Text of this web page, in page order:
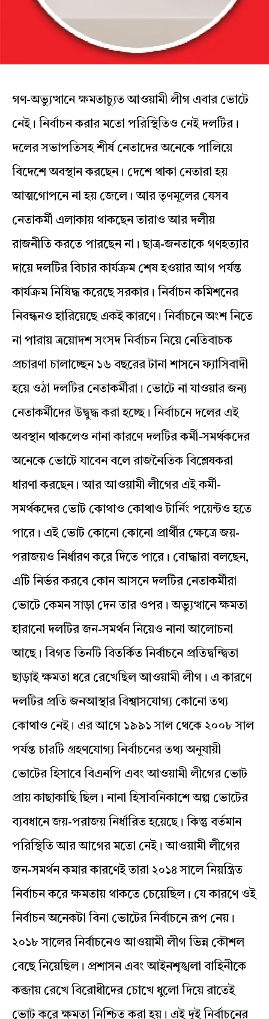
গণ-অভ্যুত্থানে ক্ষমতাচ্যুত আওয়ামী লীগ এবার ভোটে
নেই। নির্বাচন করার মতো পরিস্থিতিও নেই দলটির।
দলের সভাপতিসহ শীর্ষ নেতাদের অনেকে পালিয়ে
বিদেশে অবস্থান করছেন। দেশে থাকা নেতারা হয়
আত্মগোপনে না হয় জেলে। আর তৃণমূলের যেসব
নেতাকর্মী এলাকায় থাকছেন তারাও আর দলীয়
রাজনীতি করতে পারছেন না। ছাত্র-জনতাকে গণহত্যার
দায়ে দলটির বিচার কার্যক্রম শেষ হওয়ার আগ পর্যন্ত
কার্যক্রম নিষিদ্ধ করেছে সরকার। নির্বাচন কমিশনের
নিবন্ধনও হারিয়েছে একই কারণে। নির্বাচনে অংশ নিতে
না পারায় ত্রয়োদশ সংসদ নির্বাচন নিয়ে নেতিবাচক
প্রচারণা চালাচ্ছেন ১৬ বছরের টানা শাসনে ফ্যাসিবাদী
হয়ে ওঠা দলটির নেতাকর্মীরা। ভোটে না যাওয়ার জন্য
নেতাকর্মীদের উদ্বুদ্ধ করা হচ্ছে। নির্বাচনে দলের এই
অবস্থান থাকলেও নানা কারণে দলটির কর্মী-সমর্থকদের
অনেকে ভোটে যাবেন বলে রাজনৈতিক বিশ্লেষকরা
ধারণা করছেন। আর আওয়ামী লীগের এই কর্মী-
সমর্থকদের ভোট কোথাও কোথাও টার্নিং পয়েন্টও হতে
পারে। এই ভোট কোনো কোনো প্রার্থীর ক্ষেত্রে জয়-
পরাজয়ও নির্ধারণ করে দিতে পারে। বোদ্ধারা বলছেন,
এটি নির্ভর করবে কোন আসনে দলটির নেতাকর্মীরা
ভোটে কেমন সাড়া দেন তার ওপর। অভ্যুত্থানে ক্ষমতা
হারানো দলটির জন-সমর্থন নিয়েও নানা আলোচনা
আছে। বিগত তিনটি বিতর্কিত নির্বাচনে প্রতিদ্বন্দ্বিতা
ছাড়াই ক্ষমতা ধরে রেখেছিল আওয়ামী লীগ। এ কারণে
দলটির প্রতি জনআস্থার বিশ্বাসযোগ্য কোনো তথ্য
কোথাও নেই। এর আগে ১৯৯১ সাল থেকে ২০০৮ সাল
পর্যন্ত চারটি গ্রহণযোগ্য নির্বাচনের তথ্য অনুযায়ী
ভোটের হিসাবে বিএনপি এবং আওয়ামী লীগের ভোট
প্রায় কাছাকাছি ছিল। নানা হিসাবনিকাশে অল্প ভোটের
ব্যবধানে জয়-পরাজয় নির্ধারিত হয়েছে। কিন্তু বর্তমান
পরিস্থিতি আর আগের মতো নেই। আওয়ামী লীগের
জন-সমর্থন কমার কারণেই তারা ২০১৪ সালে নিয়ন্ত্রিত
নির্বাচন করে ক্ষমতায় থাকতে চেয়েছিল। যে কারণে ওই
নির্বাচন অনেকটা বিনা ভোটের নির্বাচনে রূপ নেয়।
২০১৮ সালের নির্বাচনেও আওয়ামী লীগ ভিন্ন কৌশল
বেছে নিয়েছিল। প্রশাসন এবং আইনশৃঙ্খলা বাহিনীকে
কব্জায় রেখে বিরোধীদের চোখে ধুলো দিয়ে রাতেই
ভোট করে ক্ষমতা নিশ্চিত করা হয়। এই দুই নির্বাচনের